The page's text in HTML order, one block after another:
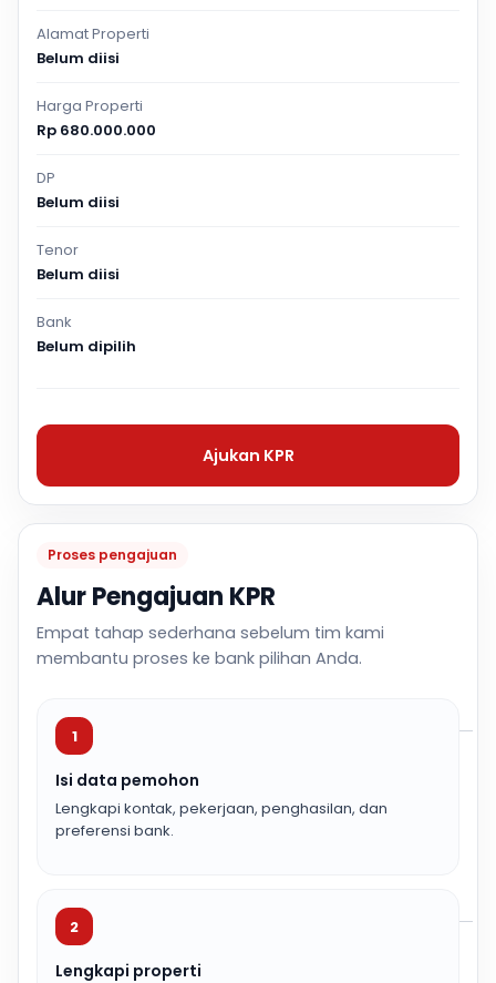
Proses pengajuan
Alur Pengajuan KPR
Empat tahap sederhana sebelum tim kami
membantu proses ke bank pilihan Anda.
1
Isi data pemohon
Lengkapi kontak, pekerjaan, penghasilan, dan
preferensi bank.
2
Lengkapi properti
Alamat Properti
Belum diisi
Harga Properti
Rp 680.000.000
DP
Belum diisi
Tenor
Belum diisi
Bank
Belum dipilih
Ajukan KPR